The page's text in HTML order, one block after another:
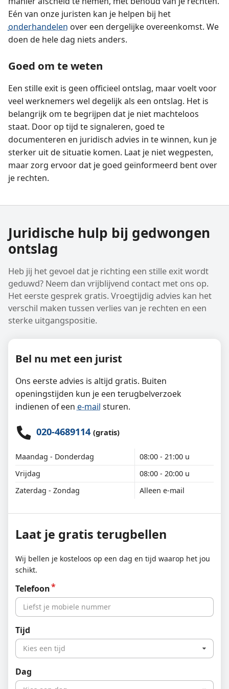
Eén van onze juristen kan je helpen bij het
onderhandelen over een dergelijke overeenkomst. We
doen de hele dag niets anders.
Goed om te weten
Een stille exit is geen officieel ontslag, maar voelt voor
veel werknemers wel degelijk als een ontslag. Het is
belangrijk om te begrijpen dat je niet machteloos
staat. Door op tijd te signaleren, goed te
documenteren en juridisch advies in te winnen, kun je
sterker uit de situatie komen. Laat je niet wegpesten,
maar zorg ervoor dat je goed geïnformeerd bent over
je rechten.
Juridische hulp bij gedwongen
ontslag
Heb jij het gevoel dat je richting een stille exit wordt
geduwd? Neem dan vrijblijvend contact met ons op.
Het eerste gesprek gratis. Vroegtijdig advies kan het
verschil maken tussen verlies van je rechten en een
sterke uitgangspositie.
Bel nu met een jurist
Ons eerste advies is altijd gratis. Buiten
openingstijden kun je een terugbelverzoek
indienen of eene-mail sturen.
020-4689114 (gratis)
Maandag - Donderdag
08:00 - 21:00 u
Vrijdag
08:00 - 20:00 u
Zaterdag - Zondag
Alleen e-mail
Laat je gratis terugbellen
Wij bellen je kosteloos op een dag en tijd waarop het jou
schikt.
Telefoon
Tijd
Kies een tijd
Dag